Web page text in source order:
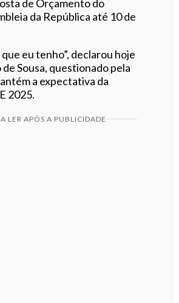
de Orçamento do
da República até 10 de
eu tenho”, declarou hoje
Sousa, questionado pela
a expectativa da
2025.
LER APÓS A PUBLICIDADE